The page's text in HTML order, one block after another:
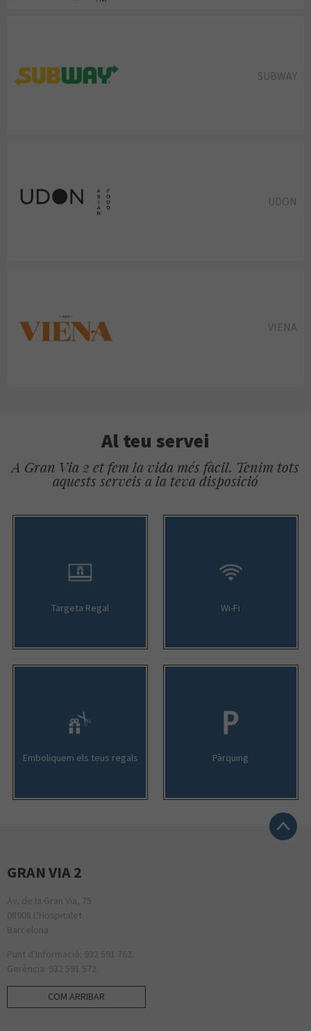
SUBWAY
UDON
VIENA
Al teu servei
A Gran Via 2 et fem la vida més fàcil. Tenim tots
aquests serveis a la teva disposició
Targeta Regal Wi-Fi
Emboliquem els teus regals Pàrquing
GRAN VIA 2
Av. de la Gran Via, 75
08908 L'Hospitalet
Barcelona
Punt d'Informació: 932 591 762.
Gerència: 932 591 572.
COM ARRIBAR